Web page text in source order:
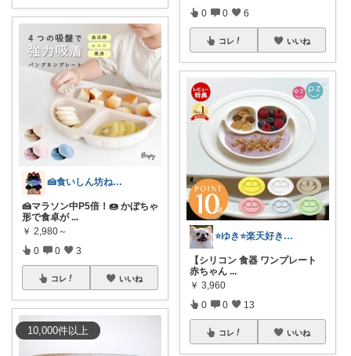
10,000件以上
🍰食いしん坊ねっこ🍩毎日タロット占い
🍰マラソン中P5倍！🍩 かぼちゃ
形で食卓が ...
￥ 2,980～
0 0 3
コレ いいね
0 0 6
コレ いいね
⭐️ゆき⭐️楽天好き主婦🎵
【シリコン 食器 ワンプレート
赤ちゃん ...
￥ 3,960
0 0 13
コレ いいね